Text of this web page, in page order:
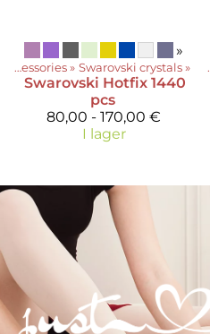
»
Accessories ‪» Swarovski crystals ‪»
Swarovski Hotfix 1440
pcs
80,00 - 170,00 €
I lager
Produkter ‪»